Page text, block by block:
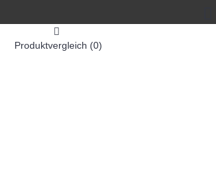
Produktvergleich (0)